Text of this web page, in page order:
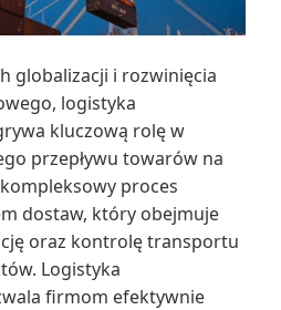
globalizacji i rozwinięcia
logistyka
kluczową rolę w
przepływu towarów na
kompleksowy proces
dostaw, który obejmuje
oraz kontrolę transportu
Logistyka
firmom efektywnie